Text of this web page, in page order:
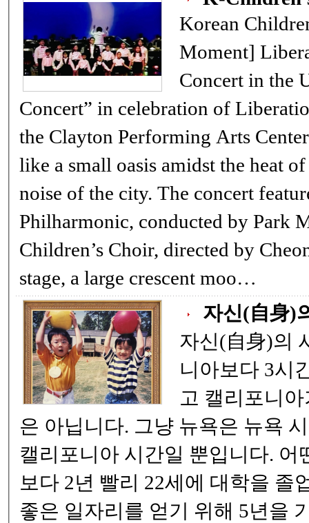
Korean Children's
Moment] Liberation Day Open
Concert in the U.S. An
Concert” in celebration of
the Clayton Performing Arts
like a small oasis amidst the heat
noise of the city. The concert
Philharmonic, conducted by Park
Children’s Choir, directed by Cheon
stage, a large crescent moo…
자신(自身)
자신(自身)의 시간 뉴욕
니아보다 3시간
고 캘리포니
은 아닙니다. 그냥 뉴욕은 뉴욕 시각, 캘리포니아는
캘리포니아 시간일 뿐입니다. 어떤 사람은 다른 사람
보다 2년 빨리 22세에 대학을 졸업했
좋은 일자리를 얻기 위해 5년을 기